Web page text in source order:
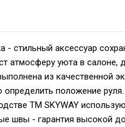
стильный аксессуар
атмосферу уюта в
из качественной
положение
TM SKYWAY
швы - гарантия высокой